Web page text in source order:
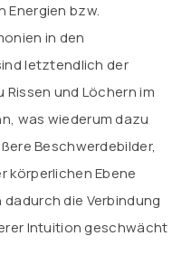
Energien bzw.
in den
letztendlich der
Rissen und Löchern im
was wiederum dazu
Beschwerdebilder,
körperlichen Ebene
die Verbindung
Intuition geschwächt